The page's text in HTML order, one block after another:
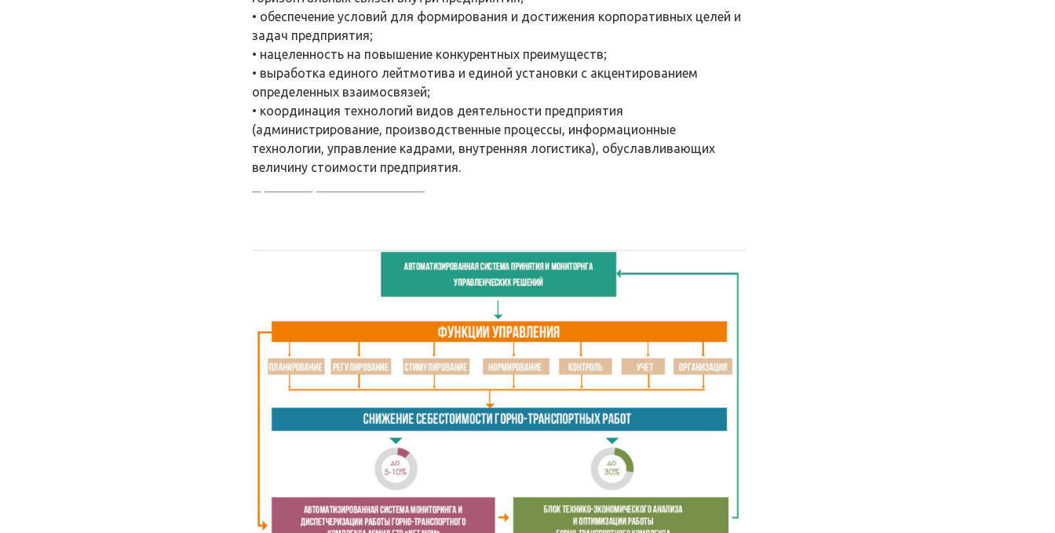
• обеспечение условий для формирования и достижения корпоративных целей и
задач предприятия;
• нацеленность на повышение конкурентных преимуществ;
• выработка единого лейтмотива и единой установки с акцентированием
определенных взаимосвязей;
• координация технологий видов деятельности предприятия
(администрирование, производственные процессы, информационные
технологии, управление кадрами, внутренняя логистика), обуславливающих
величину стоимости предприятия.